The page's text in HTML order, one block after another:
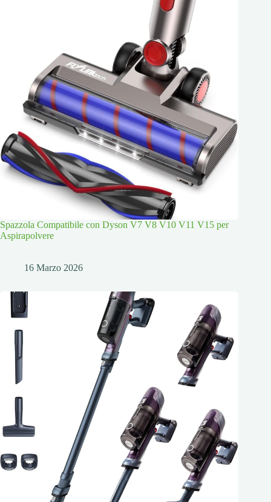
Spazzola Compatibile con Dyson V7 V8 V10 V11 V15 per
Aspirapolvere
16 Marzo 2026